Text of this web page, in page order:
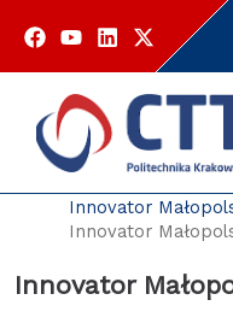
Strona główna
Innovator
Innovator
Innovator